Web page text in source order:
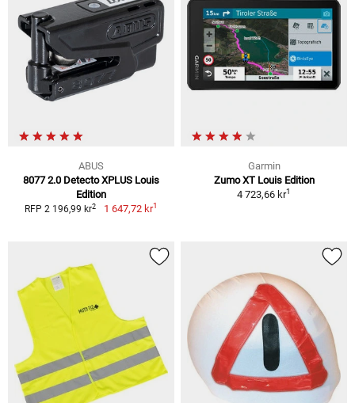
ABUS
8077 2.0 Detecto XPLUS Louis
Edition
RFP 2 196,99 kr2 1 647,72 kr1
Garmin
Zumo XT Louis Edition
4 723,66 kr1